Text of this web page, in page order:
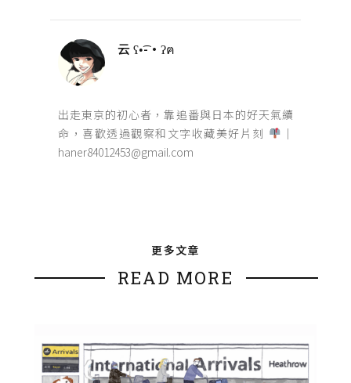
云 ʕ•͡-•ʔฅ
出走東京的初心者，靠追番與日本的好天氣續
命，喜歡透過觀察和文字收藏美好片刻
｜
haner84012453@gmail.com
更多文章
READ MORE